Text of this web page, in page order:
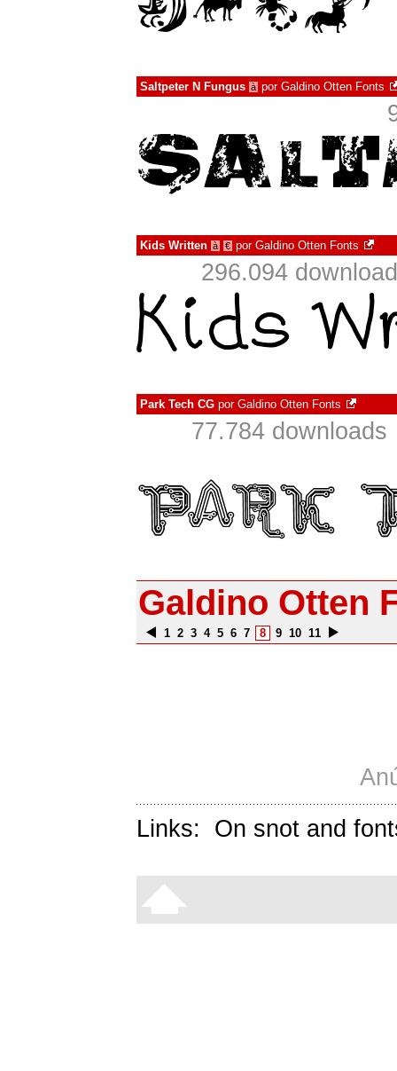
Saltpeter N Fungus à por Galdino Otten Fonts
Kids Written à € por Galdino Otten Fonts
296.094
Park Tech CG por Galdino Otten Fonts
77.784 downloads
Galdino Otten
1 2 3 4 5 6 7 8 9 10 11
Links: On snot and